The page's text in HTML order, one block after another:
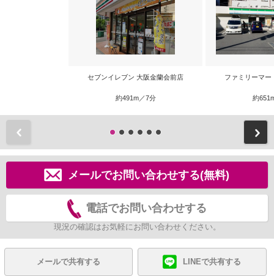
セブンイレブン 大阪金蘭会前店
約491m／7分
ファミリーマー
約
メールでお問い合わせする(無料)
電話でお問い合わせする
現況の確認はお気軽にお問い合わせください。
メールで共有する LINEで共有する